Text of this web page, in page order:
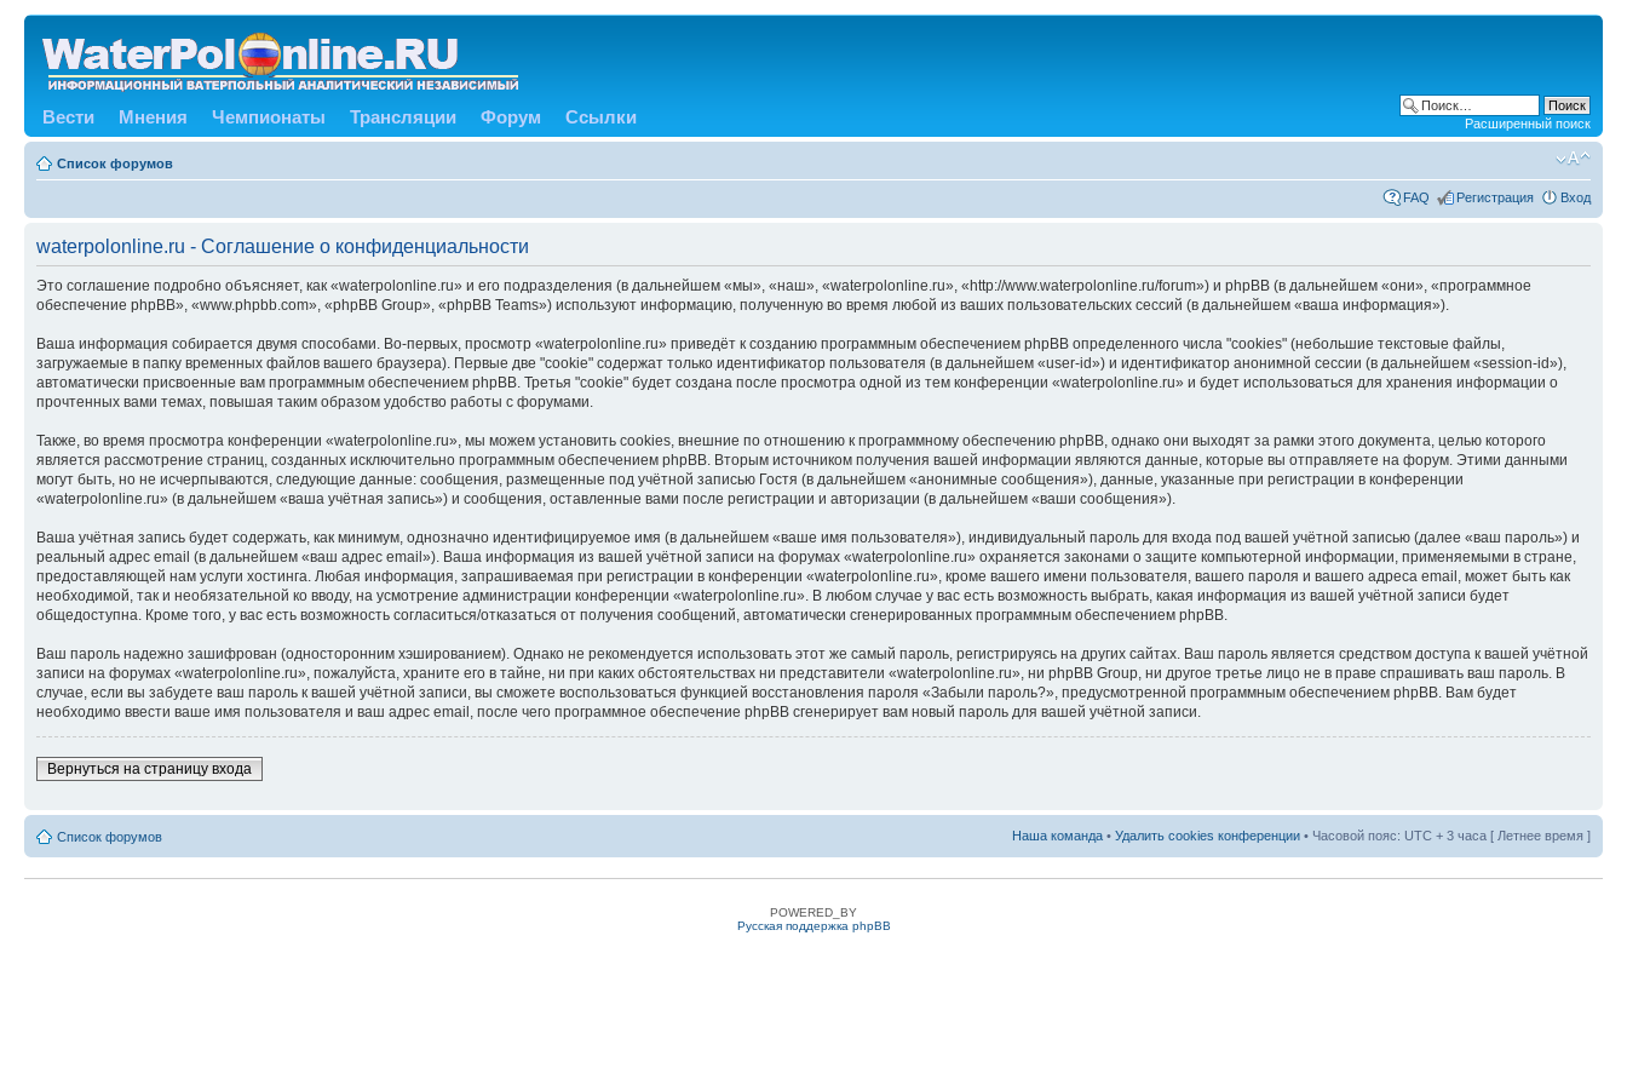
Вести Мнения Чемпионаты Трансляции Форум Ссылки Расширенный поиск
Список форумов
FAQ Регистрация Вход
waterpolonline.ru - Соглашение о конфиденциальности
Это соглашение подробно объясняет, как «waterpolonline.ru» и его подразделения (в дальнейшем «мы», «наш», «waterpolonline.ru», «http://www.waterpolonline.ru/forum») и phpBB (в дальнейшем «они», «программное
обеспечение phpBB», «www.phpbb.com», «phpBB Group», «phpBB Teams») используют информацию, полученную во время любой из ваших пользовательских сессий (в дальнейшем «ваша информация»).
Ваша информация собирается двумя способами. Во-первых, просмотр «waterpolonline.ru» приведёт к созданию программным обеспечением phpBB определенного числа "cookies" (небольшие текстовые файлы,
загружаемые в папку временных файлов вашего браузера). Первые две "cookie" содержат только идентификатор пользователя (в дальнейшем «user-id») и идентификатор анонимной сессии (в дальнейшем «session-id»),
автоматически присвоенные вам программным обеспечением phpBB. Третья "cookie" будет создана после просмотра одной из тем конференции «waterpolonline.ru» и будет использоваться для хранения информации о
прочтенных вами темах, повышая таким образом удобство работы с форумами.
Также, во время просмотра конференции «waterpolonline.ru», мы можем установить cookies, внешние по отношению к программному обеспечению phpBB, однако они выходят за рамки этого документа, целью которого
является рассмотрение страниц, созданных исключительно программным обеспечением phpBB. Вторым источником получения вашей информации являются данные, которые вы отправляете на форум. Этими данными
могут быть, но не исчерпываются, следующие данные: сообщения, размещенные под учётной записью Гостя (в дальнейшем «анонимные сообщения»), данные, указанные при регистрации в конференции
«waterpolonline.ru» (в дальнейшем «ваша учётная запись») и сообщения, оставленные вами после регистрации и авторизации (в дальнейшем «ваши сообщения»).
Ваша учётная запись будет содержать, как минимум, однозначно идентифицируемое имя (в дальнейшем «ваше имя пользователя»), индивидуальный пароль для входа под вашей учётной записью (далее «ваш пароль») и
реальный адрес email (в дальнейшем «ваш адрес email»). Ваша информация из вашей учётной записи на форумах «waterpolonline.ru» охраняется законами о защите компьютерной информации, применяемыми в стране,
предоставляющей нам услуги хостинга. Любая информация, запрашиваемая при регистрации в конференции «waterpolonline.ru», кроме вашего имени пользователя, вашего пароля и вашего адреса email, может быть как
необходимой, так и необязательной ко вводу, на усмотрение администрации конференции «waterpolonline.ru». В любом случае у вас есть возможность выбрать, какая информация из вашей учётной записи будет
общедоступна. Кроме того, у вас есть возможность согласиться/отказаться от получения сообщений, автоматически сгенерированных программным обеспечением phpBB.
Ваш пароль надежно зашифрован (односторонним хэшированием). Однако не рекомендуется использовать этот же самый пароль, регистрируясь на других сайтах. Ваш пароль является средством доступа к вашей учётной
записи на форумах «waterpolonline.ru», пожалуйста, храните его в тайне, ни при каких обстоятельствах ни представители «waterpolonline.ru», ни phpBB Group, ни другое третье лицо не в праве спрашивать ваш пароль. В
случае, если вы забудете ваш пароль к вашей учётной записи, вы сможете воспользоваться функцией восстановления пароля «Забыли пароль?», предусмотренной программным обеспечением phpBB. Вам будет
необходимо ввести ваше имя пользователя и ваш адрес email, после чего программное обеспечение phpBB сгенерирует вам новый пароль для вашей учётной записи.
Вернуться на страницу входа
Список форумов Наша команда • Удалить cookies конференции • Часовой пояс: UTC + 3 часа [ Летнее время ]
POWERED_BY
Русская поддержка phpBB